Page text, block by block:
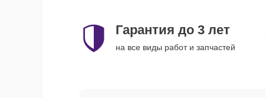
Гарантия до 3 лет
на все виды работ и запчастей